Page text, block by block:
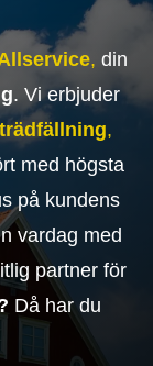
, din
. Vi erbjuder
trädfällning,
med högsta
på kundens
vardag med
partner för
Då har du